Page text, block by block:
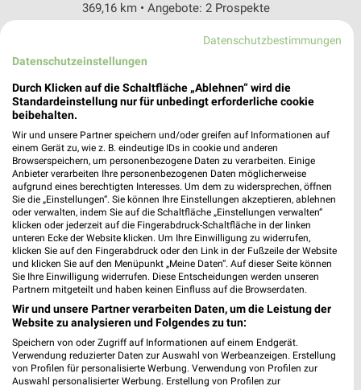
369,16 km • Angebote: 2 Prospekte
EDEKA Matthias Möbus Frankenau
35110 Frankenau
345,83 km
E aktiv markt Matthias Noe Lahntal - Gossfelden
Sandhute 1
35094 Lahntal - Gossfelden
Heute 07:00 - 20:00 Uhr | Geöffnet
369,82 km
REWE Allendorf / Battenfeld
Ringstraße 1
35108 Allendorf / Battenfeld
Geöffnet
Datenschutzbestimmungen
Datenschutzeinstellungen
Durch Klicken auf die Schaltfläche „Ablehnen“ wird die
Standardeinstellung nur für unbedingt erforderliche cookie
beibehalten.
Wir und unsere Partner speichern und/oder greifen auf Informationen auf
einem Gerät zu, wie z. B. eindeutige IDs in cookie und anderen
Browserspeichern, um personenbezogene Daten zu verarbeiten. Einige
Anbieter verarbeiten Ihre personenbezogenen Daten möglicherweise
aufgrund eines berechtigten Interesses. Um dem zu widersprechen, öffnen
Sie die „Einstellungen“. Sie können Ihre Einstellungen akzeptieren, ablehnen
oder verwalten, indem Sie auf die Schaltfläche „Einstellungen verwalten“
klicken oder jederzeit auf die Fingerabdruck-Schaltfläche in der linken
unteren Ecke der Website klicken. Um Ihre Einwilligung zu widerrufen,
klicken Sie auf den Fingerabdruck oder den Link in der Fußzeile der Website
und klicken Sie auf den Menüpunkt „Meine Daten“. Auf dieser Seite können
Sie Ihre Einwilligung widerrufen. Diese Entscheidungen werden unseren
Partnern mitgeteilt und haben keinen Einfluss auf die Browserdaten.
Wir und unsere Partner verarbeiten Daten, um die Leistung der
Website zu analysieren und Folgendes zu tun:
Speichern von oder Zugriff auf Informationen auf einem Endgerät.
Verwendung reduzierter Daten zur Auswahl von Werbeanzeigen. Erstellung
von Profilen für personalisierte Werbung. Verwendung von Profilen zur
Auswahl personalisierter Werbung. Erstellung von Profilen zur